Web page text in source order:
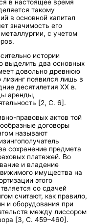
в настоящее время
такому
в основной капитал
значимость его
с учетом
истории
выделить два основных
довольно древнюю
лизинг появился лишь в
десятилетия XX в.
аренды,
[2, С. 6].
правовых актов той
договоры
называют
сохранение предмета
платежей. Во
и владение
имущества на
этого
со сдачей
считают, как правило,
и оборудования при
между лиссором
[3, С. 459–460].